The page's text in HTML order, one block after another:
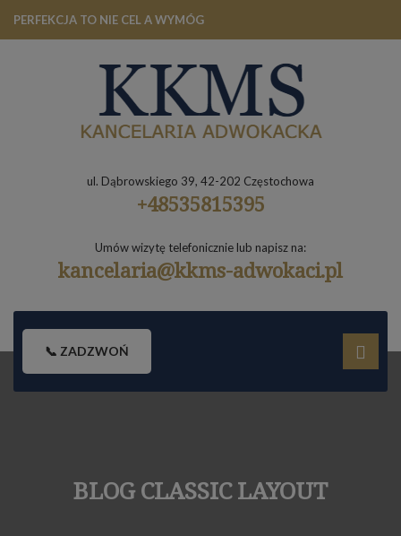
PERFEKCJA TO NIE CEL A WYMÓG
ul. Dąbrowskiego 39, 42-202 Częstochowa
+48535815395
Umów wizytę telefonicznie lub napisz na:
kancelaria@kkms-adwokaci.pl
📞 ZADZWOŃ
BLOG CLASSIC LAYOUT